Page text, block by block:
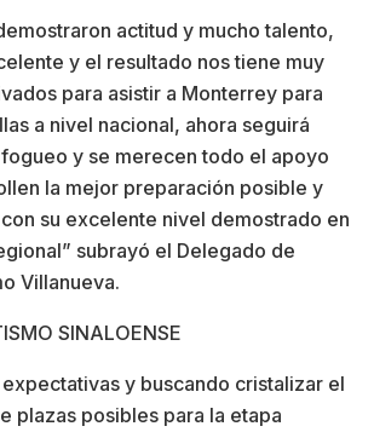
actitud y mucho talento,
y el resultado nos tiene muy
para asistir a Monterrey para
a nivel nacional, ahora seguirá
y se merecen todo el apoyo
la mejor preparación posible y
su excelente nivel demostrado en
subrayó el Delegado de
Villanueva.
SINALOENSE
y buscando cristalizar el
plazas posibles para la etapa